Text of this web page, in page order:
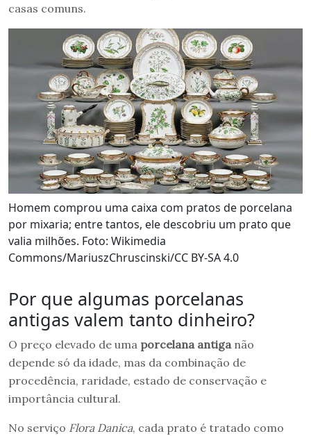
casas comuns.
Homem comprou uma caixa com pratos de porcelana
por mixaria; entre tantos, ele descobriu um prato que
valia milhões. Foto: Wikimedia
Commons/MariuszChruscinski/CC BY-SA 4.0
Por que algumas porcelanas
antigas valem tanto dinheiro?
O preço elevado de uma porcelana antiganão
depende só da idade, mas da combinação de
procedência, raridade, estado de conservação e
importância cultural.
No serviço Flora Danica, cada prato é tratado como